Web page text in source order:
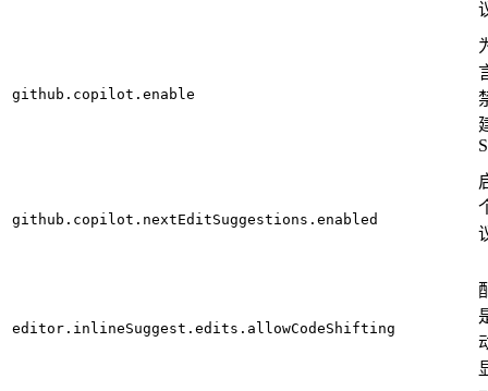
github.copilot.enable
github.copilot.nextEditSuggestions.enabled
editor.inlineSuggest.edits.allowCodeShifting